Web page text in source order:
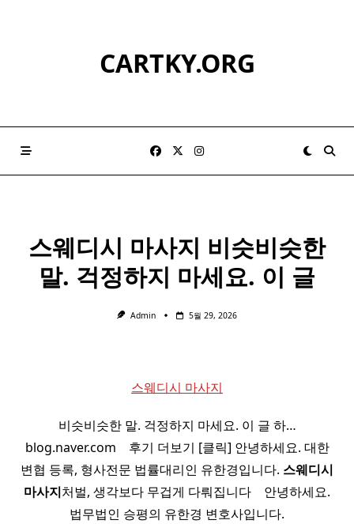
CARTKY.ORG
스웨디시 마사지 비슷비슷한
말. 걱정하지 마세요. 이 글
Admin 5월 29, 2026
스웨디시 마사지
비슷비슷한 말. 걱정하지 마세요. 이 글 하…
blog.naver.com ​ ​ ​ 후기 더보기 [클릭] 안녕하세요. 대한
변협 등록, 형사전문 법률대리인 유한경입니다. 스웨디시
마사지처벌, 생각보다 무겁게 다뤄집니다 ​ ​ ​ 안녕하세요.
법무법인 승평의 유한경 변호사입니다.